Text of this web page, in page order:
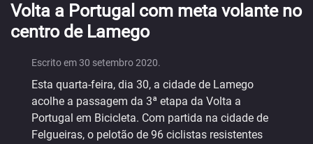
Volta a Portugal com meta volante no
centro de Lamego
Escrito em30 setembro 2020.
Esta quarta-feira, dia 30, a cidade de Lamego
acolhe a passagem da 3ª etapa da Volta a
Portugal em Bicicleta. Com partida na cidade de
Felgueiras, o pelotão de 96 ciclistas resistentes